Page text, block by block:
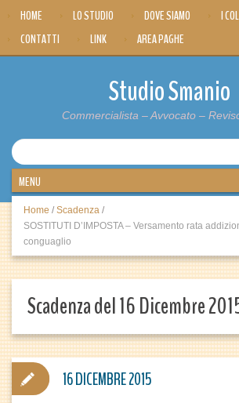
HOME LO STUDIO DOVE SIAMO
I
CONTATTI
LINK AREA PAGHE
Studio Smanio
Commercialista – Avvocato –
Home / Scadenza /
SOSTITUTI D’IMPOSTA – Versamento rata
conguaglio
Scadenza del 16 Dicembre
16 DICEMBRE 2015